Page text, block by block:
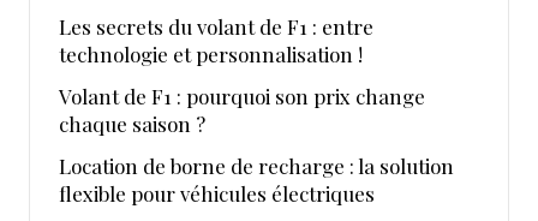
Les secrets du volant de F1 : entre
technologie et personnalisation !
Volant de F1 : pourquoi son prix change
chaque saison ?
Location de borne de recharge : la solution
flexible pour véhicules électriques